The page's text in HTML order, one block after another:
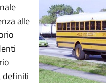
alle
definiti